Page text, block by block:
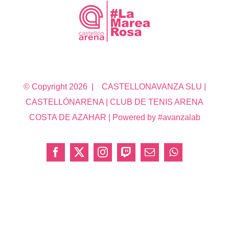
© Copyright 2026 | CASTELLONAVANZA SLU |
CASTELLÓNARENA | CLUB DE TENIS ARENA
COSTA DE AZAHAR | Powered by #avanzalab
Facebook
X InstagramTwitchCorreoWhatsApp